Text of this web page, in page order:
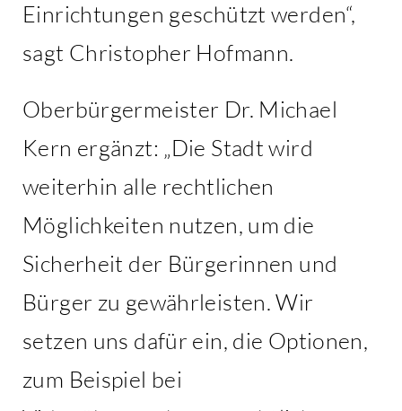
Einrichtungen geschützt werden“,
sagt Christopher Hofmann.
Oberbürgermeister Dr. Michael
Kern ergänzt: „Die Stadt wird
weiterhin alle rechtlichen
Möglichkeiten nutzen, um die
Sicherheit der Bürgerinnen und
Bürger zu gewährleisten. Wir
setzen uns dafür ein, die Optionen,
zum Beispiel bei